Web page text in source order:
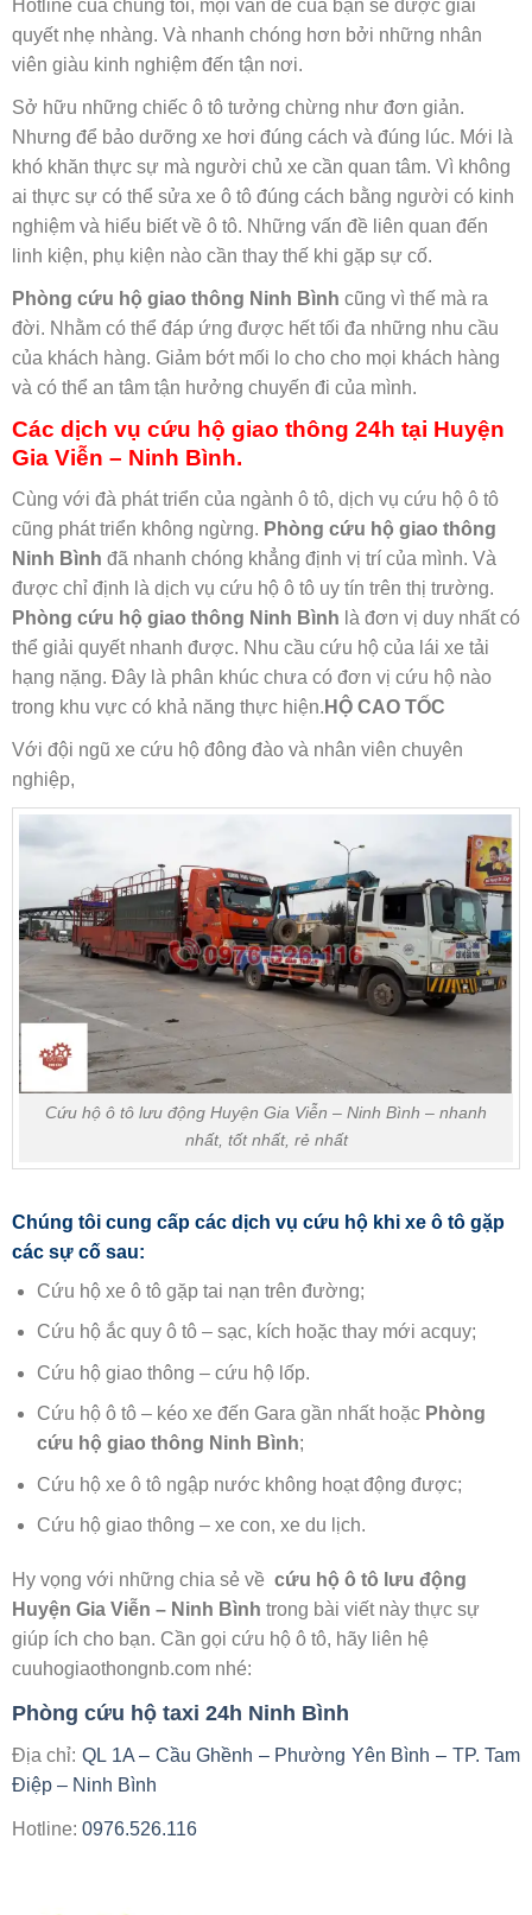
Hotline của chúng tôi, mọi vấn đề của bạn sẽ được giải
quyết nhẹ nhàng. Và nhanh chóng hơn bởi những nhân
viên giàu kinh nghiệm đến tận nơi.
Sở hữu những chiếc ô tô tưởng chừng như đơn giản.
Nhưng để bảo dưỡng xe hơi đúng cách và đúng lúc. Mới là
khó khăn thực sự mà người chủ xe cần quan tâm. Vì không
ai thực sự có thể sửa xe ô tô đúng cách bằng người có kinh
nghiệm và hiểu biết về ô tô. Những vấn đề liên quan đến
linh kiện, phụ kiện nào cần thay thế khi gặp sự cố.
Phòng cứu hộ giao thông Ninh Bình cũng vì thế mà ra
đời. Nhằm có thể đáp ứng được hết tối đa những nhu cầu
của khách hàng. Giảm bớt mối lo cho cho mọi khách hàng
và có thể an tâm tận hưởng chuyến đi của mình.
Các dịch vụ cứu hộ giao thông 24h tại Huyện
Gia Viễn – Ninh Bình.
Cùng với đà phát triển của ngành ô tô, dịch vụ cứu hộ ô tô
cũng phát triển không ngừng. Phòng cứu hộ giao thông
Ninh Bình đã nhanh chóng khẳng định vị trí của mình. Và
được chỉ định là dịch vụ cứu hộ ô tô uy tín trên thị trường.
Phòng cứu hộ giao thông Ninh Bình là đơn vị duy nhất có
thể giải quyết nhanh được. Nhu cầu cứu hộ của lái xe tải
hạng nặng. Đây là phân khúc chưa có đơn vị cứu hộ nào
trong khu vực có khả năng thực hiện. HỘ CAO TỐC
Với đội ngũ xe cứu hộ đông đào và nhân viên chuyên
nghiệp,
Cứu hộ ô tô lưu động Huyện Gia Viễn – Ninh Bình – nhanh
nhất, tốt nhất, rẻ nhất
Chúng tôi cung cấp các dịch vụ cứu hộ khi xe ô tô gặp
các sự cố sau:
Cứu hộ xe ô tô gặp tai nạn trên đường;
Cứu hộ ắc quy ô tô – sạc, kích hoặc thay mới acquy;
Cứu hộ giao thông – cứu hộ lốp.
Cứu hộ ô tô – kéo xe đến Gara gần nhất hoặc Phòng
cứu hộ giao thông Ninh Bình;
Cứu hộ xe ô tô ngập nước không hoạt động được;
Cứu hộ giao thông – xe con, xe du lịch.
Hy vọng với những chia sẻ về cứu hộ ô tô lưu động
Huyện Gia Viễn – Ninh Bình trong bài viết này thực sự
giúp ích cho bạn. Cần gọi cứu hộ ô tô, hãy liên hệ
cuuhogiaothongnb.com nhé:
Phòng cứu hộ taxi 24h Ninh Bình
Địa chỉ: QL 1A – Cầu Ghềnh – Phường Yên Bình – TP. Tam
Điệp – Ninh Bình
Hotline: 0976.526.116